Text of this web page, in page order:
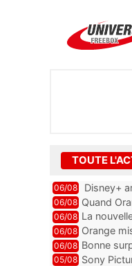
TOUTE
06/08 Disney+
06/08 Quand
06/08 La
abonnés
06/08 Orange
06/08 Bonne
inclus
05/08 Sony